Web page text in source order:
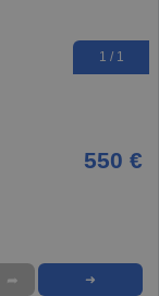
1 / 1
550 €
➦ ➜